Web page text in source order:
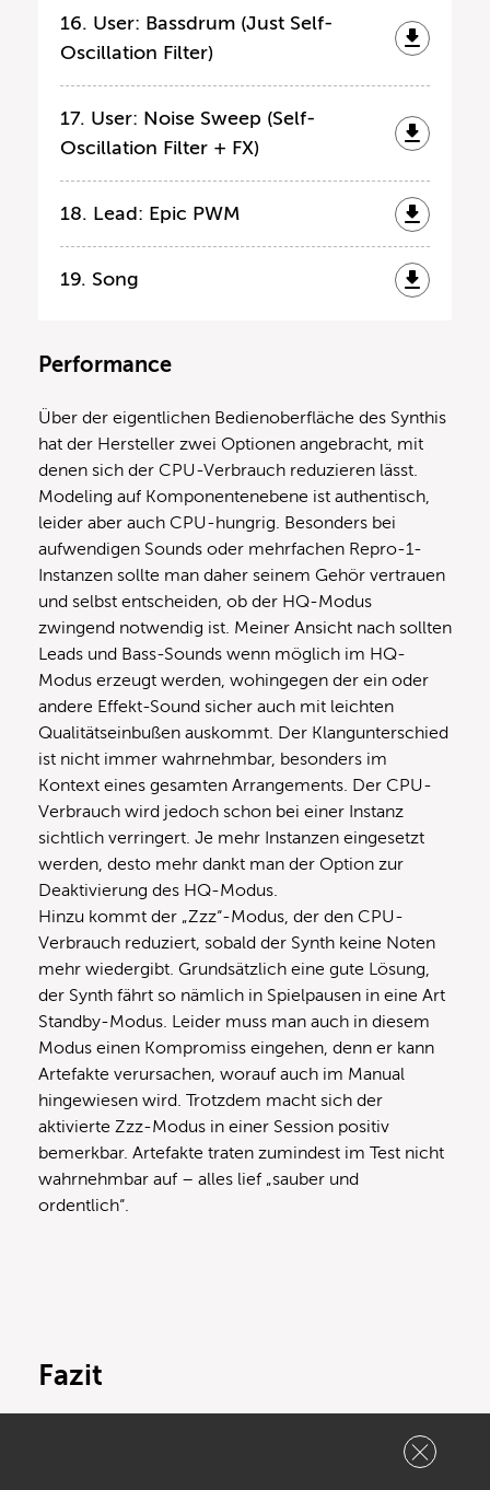
16. User: Bassdrum (Just Self-
Oscillation Filter)
17. User: Noise Sweep (Self-
Oscillation Filter + FX)
18. Lead: Epic PWM
19. Song
Performance
Über der eigentlichen Bedienoberfläche des Synthis
hat der Hersteller zwei Optionen angebracht, mit
denen sich der CPU-Verbrauch reduzieren lässt.
Modeling auf Komponentenebene ist authentisch,
leider aber auch CPU-hungrig. Besonders bei
aufwendigen Sounds oder mehrfachen Repro-1-
Instanzen sollte man daher seinem Gehör vertrauen
und selbst entscheiden, ob der HQ-Modus
zwingend notwendig ist. Meiner Ansicht nach sollten
Leads und Bass-Sounds wenn möglich im HQ-
Modus erzeugt werden, wohingegen der ein oder
andere Effekt-Sound sicher auch mit leichten
Qualitätseinbußen auskommt. Der Klangunterschied
ist nicht immer wahrnehmbar, besonders im
Kontext eines gesamten Arrangements. Der CPU-
Verbrauch wird jedoch schon bei einer Instanz
sichtlich verringert. Je mehr Instanzen eingesetzt
werden, desto mehr dankt man der Option zur
Deaktivierung des HQ-Modus.
Hinzu kommt der „Zzz“-Modus, der den CPU-
Verbrauch reduziert, sobald der Synth keine Noten
mehr wiedergibt. Grundsätzlich eine gute Lösung,
der Synth fährt so nämlich in Spielpausen in eine Art
Standby-Modus. Leider muss man auch in diesem
Modus einen Kompromiss eingehen, denn er kann
Artefakte verursachen, worauf auch im Manual
hingewiesen wird. Trotzdem macht sich der
aktivierte Zzz-Modus in einer Session positiv
bemerkbar. Artefakte traten zumindest im Test nicht
wahrnehmbar auf – alles lief „sauber und
ordentlich“.
Fazit
U-He ist es mit dem Repro-1 gelungen das Konzept